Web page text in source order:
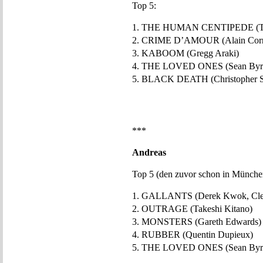
Top 5:
1. THE HUMAN CENTIPEDE
2. CRIME D’AMOUR (Alain
3. KABOOM (Gregg Araki)
4. THE LOVED ONES (Sean
5. BLACK DEATH (Christopher
***
Andreas
Top 5 (den zuvor schon in
1. GALLANTS (Derek Kwok,
2. OUTRAGE (Takeshi Kitano)
3. MONSTERS (Gareth Edwards)
4. RUBBER (Quentin Dupieux)
5. THE LOVED ONES (Sean